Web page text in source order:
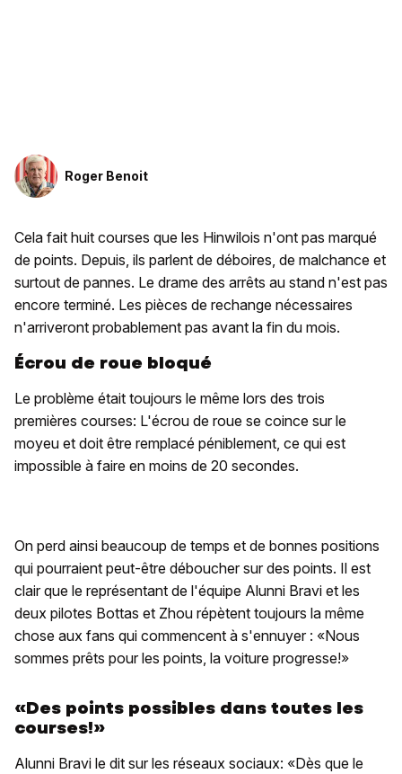
Roger Benoit
Cela fait huit courses que les Hinwilois n'ont pas marqué
de points. Depuis, ils parlent de déboires, de malchance et
surtout de pannes. Le drame des arrêts au stand n'est pas
encore terminé. Les pièces de rechange nécessaires
n'arriveront probablement pas avant la fin du mois.
Écrou de roue bloqué
Le problème était toujours le même lors des trois
premières courses: L'écrou de roue se coince sur le
moyeu et doit être remplacé péniblement, ce qui est
impossible à faire en moins de 20 secondes.
On perd ainsi beaucoup de temps et de bonnes positions
qui pourraient peut-être déboucher sur des points. Il est
clair que le représentant de l'équipe Alunni Bravi et les
deux pilotes Bottas et Zhou répètent toujours la même
chose aux fans qui commencent à s'ennuyer : «Nous
sommes prêts pour les points, la voiture progresse!»
«Des points possibles dans toutes les
courses!»
Alunni Bravi le dit sur les réseaux sociaux: «Dès que le